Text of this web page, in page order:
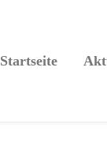
Startseite